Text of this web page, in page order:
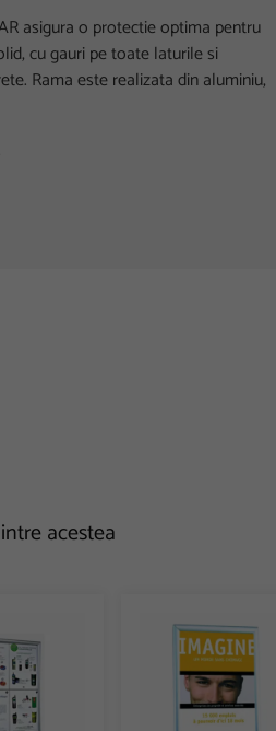
asigura o protectie optima pentru
cu gauri pe toate laturile si
Rama este realizata din aluminiu,
acestea